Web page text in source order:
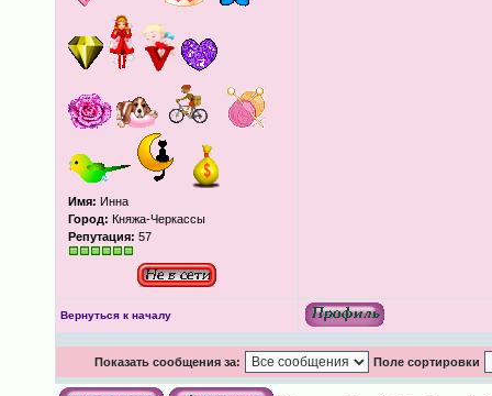
Имя: Инна
Город: Княжа-Черкассы
Репутация: 57
Вернуться к началу
Показать сообщения за: Поле сортировки